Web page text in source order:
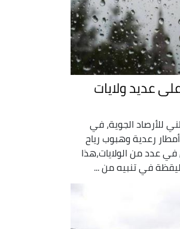
عديد ولايات
للأرصاد الجوية، في
رعدية وهبوب رياح
عدد من الولايات،هذا
في تنبيه من ...